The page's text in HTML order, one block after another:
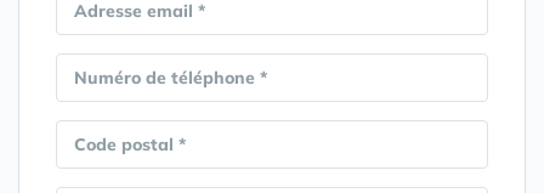
Adresse email *
Numéro de téléphone *
Code postal *